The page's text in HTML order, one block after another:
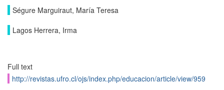
Ségure Marguiraut, María Teresa
Lagos Herrera, Irma
Full text
http://revistas.ufro.cl/ojs/index.php/educacion/article/view/959